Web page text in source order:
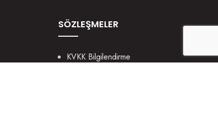
SÖZLEŞMELER
KVKK Bilgilendirme